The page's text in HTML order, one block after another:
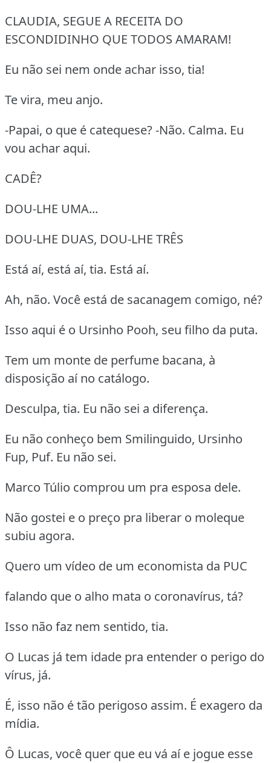
CLAUDIA, SEGUE A RECEITA DO
ESCONDIDINHO QUE TODOS AMARAM!
Eu não sei nem onde achar isso, tia!
Te vira, meu anjo.
-Papai, o que é catequese? -Não. Calma. Eu
vou achar aqui.
CADÊ?
DOU-LHE UMA...
DOU-LHE DUAS, DOU-LHE TRÊS
Está aí, está aí, tia. Está aí.
Ah, não. Você está de sacanagem comigo, né?
Isso aqui é o Ursinho Pooh, seu filho da puta.
Tem um monte de perfume bacana, à
disposição aí no catálogo.
Desculpa, tia. Eu não sei a diferença.
Eu não conheço bem Smilinguido, Ursinho
Fup, Puf. Eu não sei.
Marco Túlio comprou um pra esposa dele.
Não gostei e o preço pra liberar o moleque
subiu agora.
Quero um vídeo de um economista da PUC
falando que o alho mata o coronavírus, tá?
Isso não faz nem sentido, tia.
O Lucas já tem idade pra entender o perigo do
vírus, já.
É, isso não é tão perigoso assim. É exagero da
mídia.
Ô Lucas, você quer que eu vá aí e jogue esse